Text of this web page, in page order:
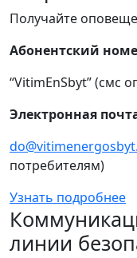
Получайте
Абонентский
“VitimEnSbyt” (смс
Электронная
потребителям)
Узнать подробнее
линии